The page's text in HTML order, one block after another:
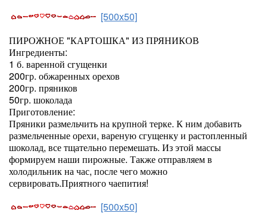
[500x50]
ПИРОЖНОЕ "КАРТОШКА" ИЗ ПРЯНИКОВ
Ингредиенты:
1 б. варенной сгущенки
200гр. обжаренных орехов
200гр. пряников
50гр. шоколада
Приготовление:
Пряники размельчить на крупной терке. К ним добавить
размельченные орехи, вареную сгущенку и растопленный
шоколад, все тщательно перемешать. Из этой массы
формируем наши пирожные. Также отправляем в
холодильник на час, после чего можно
сервировать.Приятного чаепития!
[500x50]